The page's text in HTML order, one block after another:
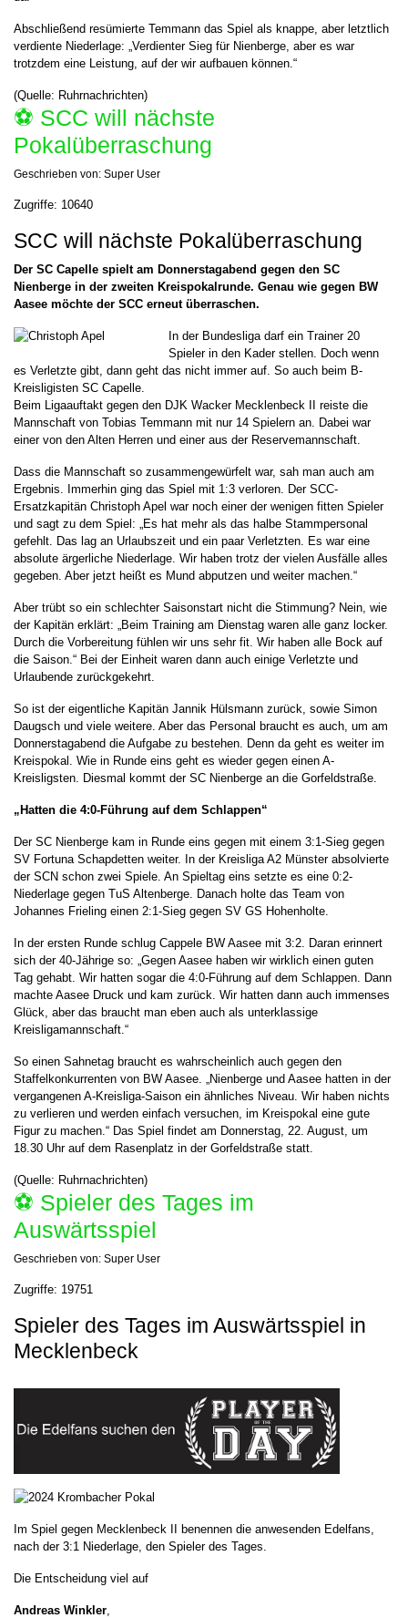
Abschließend resümierte Temmann das Spiel als knappe, aber letztlich
verdiente Niederlage: „Verdienter Sieg für Nienberge, aber es war
trotzdem eine Leistung, auf der wir aufbauen können.“
(Quelle: Ruhrnachrichten)
⚽️ SCC will nächste
Pokalüberraschung
Geschrieben von: Super User
Zugriffe: 10640
SCC will nächste Pokalüberraschung
Der SC Capelle spielt am Donnerstagabend gegen den SC
Nienberge in der zweiten Kreispokalrunde. Genau wie gegen BW
Aasee möchte der SCC erneut überraschen.
In der Bundesliga darf ein Trainer 20
Spieler in den Kader stellen. Doch wenn
es Verletzte gibt, dann geht das nicht immer auf. So auch beim B-
Kreisligisten SC Capelle.
Beim Ligaauftakt gegen den DJK Wacker Mecklenbeck II reiste die
Mannschaft von Tobias Temmann mit nur 14 Spielern an. Dabei war
einer von den Alten Herren und einer aus der Reservemannschaft.
Dass die Mannschaft so zusammengewürfelt war, sah man auch am
Ergebnis. Immerhin ging das Spiel mit 1:3 verloren. Der SCC-
Ersatzkapitän Christoph Apel war noch einer der wenigen fitten Spieler
und sagt zu dem Spiel: „Es hat mehr als das halbe Stammpersonal
gefehlt. Das lag an Urlaubszeit und ein paar Verletzten. Es war eine
absolute ärgerliche Niederlage. Wir haben trotz der vielen Ausfälle alles
gegeben. Aber jetzt heißt es Mund abputzen und weiter machen.“
Aber trübt so ein schlechter Saisonstart nicht die Stimmung? Nein, wie
der Kapitän erklärt: „Beim Training am Dienstag waren alle ganz locker.
Durch die Vorbereitung fühlen wir uns sehr fit. Wir haben alle Bock auf
die Saison.“ Bei der Einheit waren dann auch einige Verletzte und
Urlaubende zurückgekehrt.
So ist der eigentliche Kapitän Jannik Hülsmann zurück, sowie Simon
Daugsch und viele weitere. Aber das Personal braucht es auch, um am
Donnerstagabend die Aufgabe zu bestehen. Denn da geht es weiter im
Kreispokal. Wie in Runde eins geht es wieder gegen einen A-
Kreisligsten. Diesmal kommt der SC Nienberge an die Gorfeldstraße.
„Hatten die 4:0-Führung auf dem Schlappen“
Der SC Nienberge kam in Runde eins gegen mit einem 3:1-Sieg gegen
SV Fortuna Schapdetten weiter. In der Kreisliga A2 Münster absolvierte
der SCN schon zwei Spiele. An Spieltag eins setzte es eine 0:2-
Niederlage gegen TuS Altenberge. Danach holte das Team von
Johannes Frieling einen 2:1-Sieg gegen SV GS Hohenholte.
In der ersten Runde schlug Cappele BW Aasee mit 3:2. Daran erinnert
sich der 40-Jährige so: „Gegen Aasee haben wir wirklich einen guten
Tag gehabt. Wir hatten sogar die 4:0-Führung auf dem Schlappen. Dann
machte Aasee Druck und kam zurück. Wir hatten dann auch immenses
Glück, aber das braucht man eben auch als unterklassige
Kreisligamannschaft.“
So einen Sahnetag braucht es wahrscheinlich auch gegen den
Staffelkonkurrenten von BW Aasee. „Nienberge und Aasee hatten in der
vergangenen A-Kreisliga-Saison ein ähnliches Niveau. Wir haben nichts
zu verlieren und werden einfach versuchen, im Kreispokal eine gute
Figur zu machen.“ Das Spiel findet am Donnerstag, 22. August, um
18.30 Uhr auf dem Rasenplatz in der Gorfeldstraße statt.
(Quelle: Ruhrnachrichten)
⚽️ Spieler des Tages im
Auswärtsspiel
Geschrieben von: Super User
Zugriffe: 19751
Spieler des Tages im Auswärtsspiel in
Mecklenbeck
Im Spiel gegen Mecklenbeck II benennen die anwesenden Edelfans,
nach der 3:1 Niederlage, den Spieler des Tages.
Die Entscheidung viel auf
Andreas Winkler